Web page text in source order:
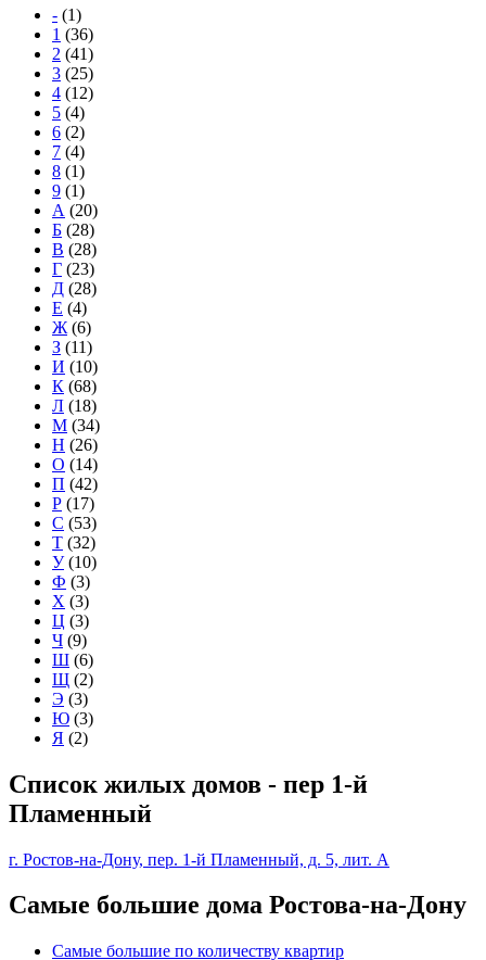
- (1)
1 (36)
2 (41)
3 (25)
4 (12)
5 (4)
6 (2)
7 (4)
8 (1)
9 (1)
А (20)
Б (28)
В (28)
Г (23)
Д (28)
Е (4)
Ж (6)
З (11)
И (10)
К (68)
Л (18)
М (34)
Н (26)
О (14)
П (42)
Р (17)
С (53)
Т (32)
У(10)
Ф (3)
Х (3)
Ц (3)
Ч (9)
Ш (6)
Щ (2)
Э (3)
Ю (3)
Я (2)
Список жилых домов - пер 1-й
Пламенный
г. Ростов-на-Дону, пер. 1-й Пламенный, д. 5, лит. А
Самые большие дома Ростова-на-Дону
Самые большие по количеству квартир